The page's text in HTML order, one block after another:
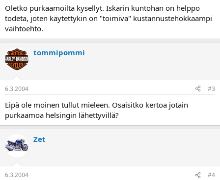
Oletko purkaamoilta kysellyt. Iskarin kuntohan on helppo
todeta, joten käytettykin on "toimiva" kustannustehokkaampi
vaihtoehto.
tommipommi
6.3.2004 #3
Eipä ole moinen tullut mieleen. Osaisitko kertoa jotain
purkaamoa helsingin lähettyvillä?
Zet
6.3.2004 #4